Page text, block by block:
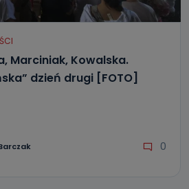
Marciniak, Kowalska.
dzień drugi [FOTO]
0